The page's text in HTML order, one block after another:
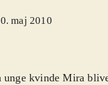
maj 2010
kvinde Mira